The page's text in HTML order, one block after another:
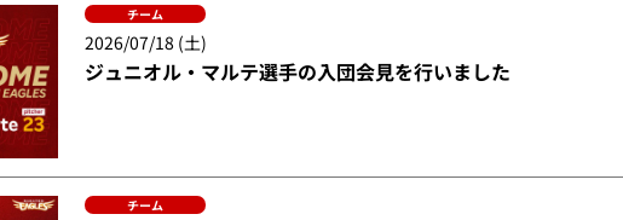
チーム
2026/07/18 (土)
ジュニオル・マルテ選手の入団会見を行いました
チーム